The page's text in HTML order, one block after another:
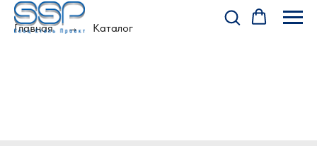
Главная Каталог